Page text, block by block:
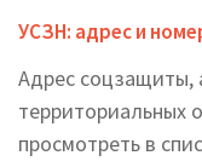
УСЗН: адрес и
Адрес соцзащиты,
территориальных
просмотреть в